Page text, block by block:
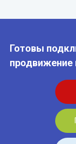
Готовы
продвижение